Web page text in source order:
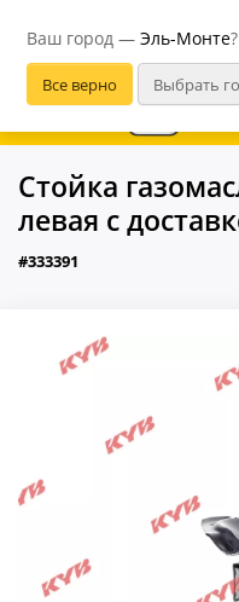
Ваш город — Эль-Монте?
В
Стойка
левая с
#333391